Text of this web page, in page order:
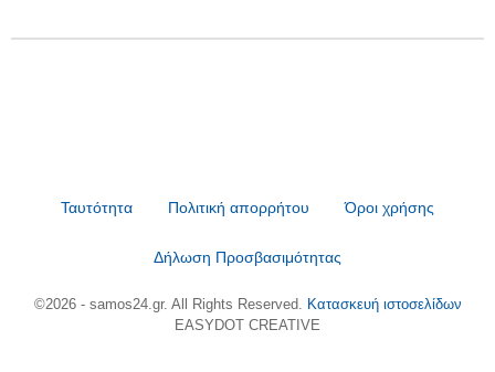
Ταυτότητα Πολιτική απορρήτου Όροι χρήσης
Δήλωση Προσβασιμότητας
©2026 - samos24.gr. All Rights Reserved. Κατασκευή ιστοσελίδων
EASYDOT CREATIVE